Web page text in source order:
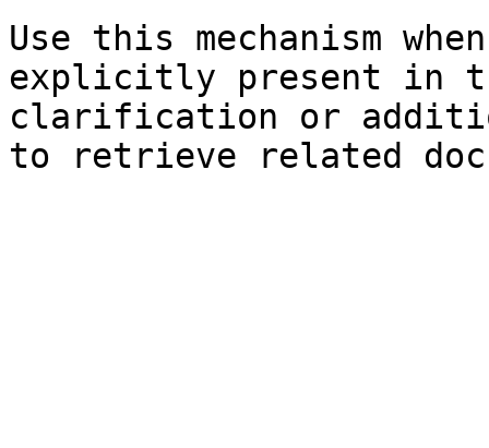
Use this mechanism
explicitly present in
clarification or